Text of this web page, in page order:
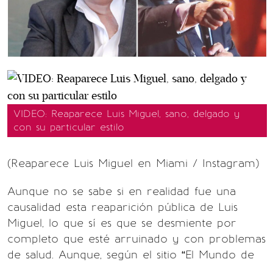
VIDEO: Reaparece Luis Miguel, sano, delgado y
con su particular estilo
(Reaparece Luis Miguel en Miami / Instagram)
Aunque no se sabe si en realidad fue una
causalidad esta reaparición pública de Luis
Miguel, lo que sí es que se desmiente por
completo que esté arruinado y con problemas
de salud. Aunque, según el sitio “El Mundo de